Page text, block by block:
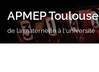
Aller
APMEP Toulouse
de la maternelle à l'université